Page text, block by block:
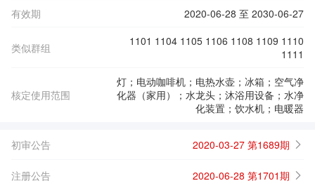
有效期
2020-06-28 至 2030-06-27
类似群组
1101 1104 1105 1106 1108 1109 1110
1111
核定使用范围
灯；电动咖啡机；电热水壶；冰箱；空气净
化器（家用）；水龙头；沐浴用设备；水净
化装置；饮水机；电暖器
初审公告 2020-03-27 第1689期
注册公告 2020-06-28 第1701期